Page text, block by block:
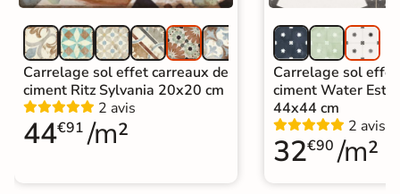
Carrelage sol effet carreaux de
ciment Ritz Sylvania 20x20 cm
2 avis
44€91 /m²
Carrelage sol
ciment Water
44x44 cm
2 avis
32€90 /m²